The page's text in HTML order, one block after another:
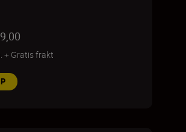
+ Gratis frakt